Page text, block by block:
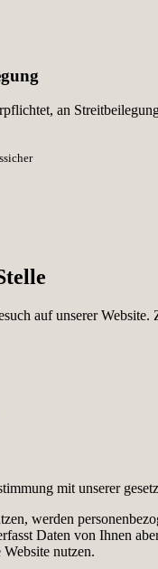
an
auf unserer
mit unserer
werden
Daten von Ihnen
nutzen.